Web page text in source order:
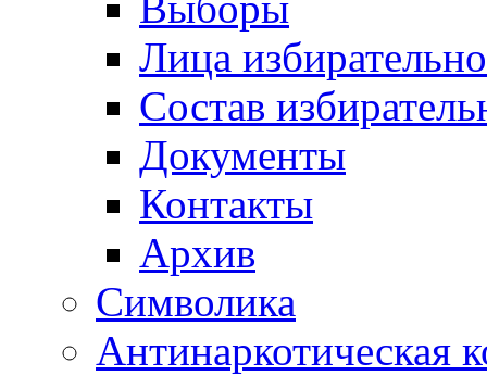
Лица
Состав
Документы
Контакты
Архив
Символика
Антинаркотическая